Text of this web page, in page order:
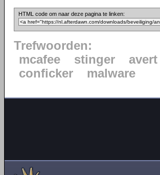
HTML code om naar deze pagina te linken:
Trefwoorden:
mcafee
stinger avert
conficker
malware